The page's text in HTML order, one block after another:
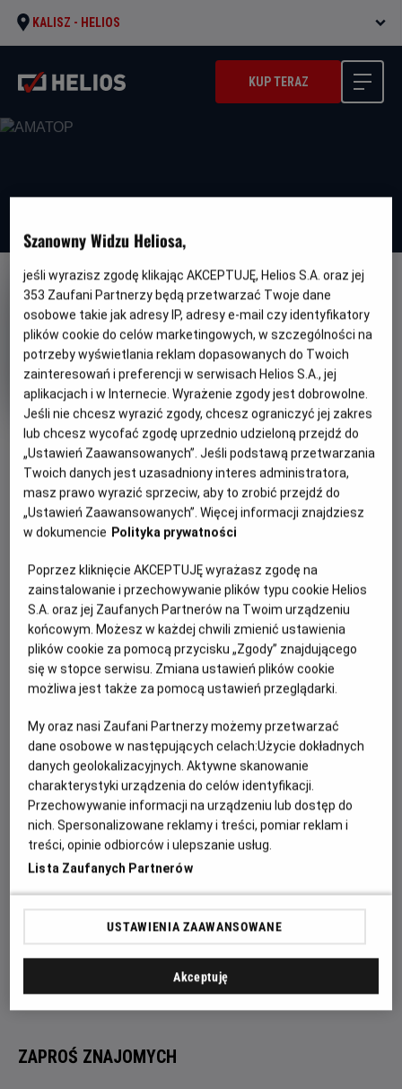
KALISZ - HELIOS
KUP TERAZ
DUBBING WERSJA JĘZYKOWA UA
OBSERWUJ
АМАТОР
Oryginalny
tytuł
Amateur Gatunek
Thriller / Akcja
Minimalny
wiek
Od 15 lat
Czas
trwania
123 min
Kraj
i
rok
produkcji
USA
PREMIERA
11 kwietnia 2025
Джеймс Гоувз Гарі Спінеллі
OBSADA
Рамі Малек, Лоуренс Фішберн, Рейчел Броснаген, Голт Мак-
Келлані
WIĘCEJ SZCZEGÓŁÓW
Життя Чарлі Геллера (Малек), геніального, але замкнутого
в собі співробітника ЦРУ, змінюється назавжди після
трагічної загибелі його дружини під час терористичного
акту в Лондоні. Не отримавши підтримки від свого
керівництва, він вирішує самостійно розкрити справу та
знайти винних. Його гострий розум – це єдина зброя, яка
допомагає йому уникнути переслідувачів і здійснити
помсту.
ZAPROŚ ZNAJOMYCH
Szanowny Widzu Heliosa,
jeśli wyrazisz zgodę klikając AKCEPTUJĘ, Helios S.A. oraz jej
353 Zaufani Partnerzy będą przetwarzać Twoje dane
osobowe takie jak adresy IP, adresy e-mail czy identyfikatory
plików cookie do celów marketingowych, w szczególności na
potrzeby wyświetlania reklam dopasowanych do Twoich
zainteresowań i preferencji w serwisach Helios S.A., jej
aplikacjach i w Internecie. Wyrażenie zgody jest dobrowolne.
Jeśli nie chcesz wyrazić zgody, chcesz ograniczyć jej zakres
lub chcesz wycofać zgodę uprzednio udzieloną przejdź do
„Ustawień Zaawansowanych”. Jeśli podstawą przetwarzania
Twoich danych jest uzasadniony interes administratora,
masz prawo wyrazić sprzeciw, aby to zrobić przejdź do
„Ustawień Zaawansowanych”. Więcej informacji znajdziesz
w dokumencie Polityka prywatności
Poprzez kliknięcie AKCEPTUJĘ wyrażasz zgodę na
zainstalowanie i przechowywanie plików typu cookie Helios
S.A. oraz jej Zaufanych Partnerów na Twoim urządzeniu
końcowym. Możesz w każdej chwili zmienić ustawienia
plików cookie za pomocą przycisku „Zgody” znajdującego
się w stopce serwisu. Zmiana ustawień plików cookie
możliwa jest także za pomocą ustawień przeglądarki.
My oraz nasi Zaufani Partnerzy możemy przetwarzać
dane osobowe w następujących celach:Użycie dokładnych
danych geolokalizacyjnych. Aktywne skanowanie
charakterystyki urządzenia do celów identyfikacji.
Przechowywanie informacji na urządzeniu lub dostęp do
nich. Spersonalizowane reklamy i treści, pomiar reklam i
treści, opinie odbiorców i ulepszanie usług.
Lista Zaufanych Partnerów
USTAWIENIA ZAAWANSOWANE
Akceptuję